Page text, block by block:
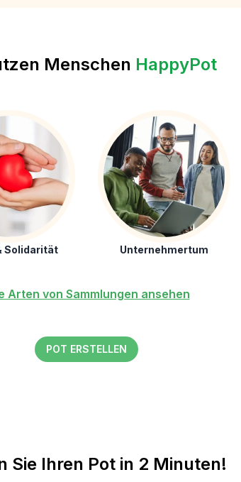
Menschen HappyPot
Solidarität Unternehmertum
Arten von Sammlungen ansehen
POT ERSTELLEN
Sie Ihren Pot in 2 Minuten!